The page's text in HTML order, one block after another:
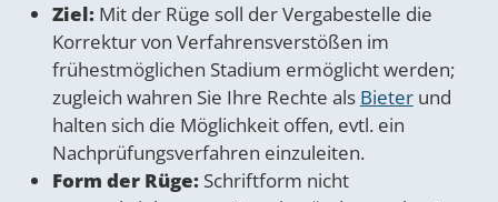
Ziel:Mit der Rüge soll der Vergabestelle die
Korrektur von Verfahrensverstößen im
frühestmöglichen Stadium ermöglicht werden;
zugleich wahren Sie Ihre Rechte als Bieterund
halten sich die Möglichkeit offen, evtl. ein
Nachprüfungsverfahren einzuleiten.
Form der Rüge:Schriftform nicht